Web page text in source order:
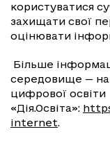
користуватися
захищати свої
оцінювати
Більше
середовище —
цифрової освіти
«Дія.Освіта»:
internet.